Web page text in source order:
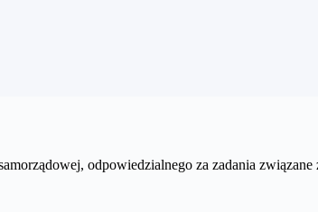
odpowiedzialnego za zadania